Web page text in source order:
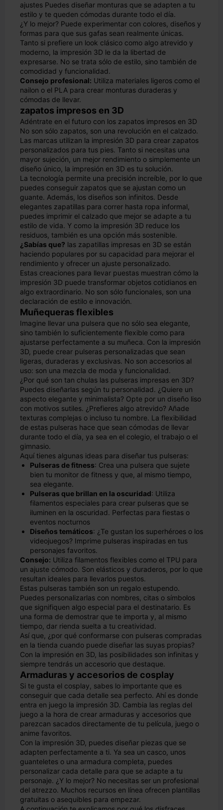
ajustes Puedes diseñar monturas que se adapten a tu
estilo y te queden cómodas durante todo el día.
¿Y lo mejor? Puede experimentar con colores, diseños y
formas para que sus gafas sean realmente únicas.
Tanto si prefiere un look clásico como algo atrevido y
moderno, la impresión 3D le da la libertad de
expresarse. No se trata sólo de estilo, sino también de
comodidad y funcionalidad.
Consejo profesional: Utiliza materiales ligeros como el
nailon o el PLA para crear monturas duraderas y
cómodas de llevar.
zapatos impresos en 3D
Adéntrate en el futuro con los zapatos impresos en 3D
No son sólo zapatos, son una revolución en el calzado.
Las marcas utilizan la impresión 3D para crear zapatos
personalizados para tus pies. Tanto si necesitas una
mayor sujeción, un mejor rendimiento o simplemente un
diseño único, la impresión en 3D es tu solución.
La tecnología permite una precisión increíble, por lo que
puedes conseguir zapatos que se ajustan como un
guante. Además, los diseños son infinitos. Desde
elegantes zapatillas para correr hasta ropa informal,
puedes imprimir el calzado que mejor se adapte a tu
estilo de vida. Y como la impresión 3D reduce los
residuos, también es una opción más sostenible.
¿Sabías que? las zapatillas impresas en 3D se están
haciendo populares por su capacidad para mejorar el
rendimiento y ofrecer un ajuste personalizado.
Estas creaciones para llevar puestas muestran cómo la
impresión 3D puede transformar objetos cotidianos en
algo extraordinario. No son sólo funcionales, son una
declaración de estilo e innovación.
Muñequeras flexibles
Imagine llevar una pulsera que no sólo sea elegante,
sino también lo suficientemente flexible como para
ajustarse perfectamente a su muñeca. Con la impresión
3D, puede crear pulseras personalizadas que sean
ligeras, duraderas y exclusivas. No son accesorios al
uso: son una mezcla de moda y funcionalidad.
¿Por qué son tan chulas las pulseras impresas en 3D?
Puedes diseñarlas según tu personalidad. ¿Quiere un
aspecto elegante y minimalista? Opte por un diseño liso
con motivos sutiles. ¿Prefieres algo atrevido? Añade
texturas complejas o incluso tu nombre. La flexibilidad
de estas pulseras hace que sean cómodas de llevar
durante todo el día, ya sea en el colegio, el trabajo o el
gimnasio.
Aquí tienes algunas ideas para diseñar tus pulseras:
Pulseras de fitness: Crea una pulsera que sujete
bien tu monitor de fitness y que, al mismo tiempo,
sea elegante.
Pulseras que brillan en la oscuridad: Utiliza
filamentos especiales para crear pulseras que se
iluminen en la oscuridad. Perfectas para fiestas o
eventos nocturnos
Diseños temáticos: ¿Te gustan los superhéroes o los
videojuegos? Imprime pulseras inspiradas en tus
personajes favoritos.
Consejo: Utiliza filamentos flexibles como el TPU para
un ajuste cómodo. Son elásticos y duraderos, por lo que
resultan ideales para llevarlos puestos.
Estas pulseras también son un regalo estupendo.
Puedes personalizarlas con nombres, citas o símbolos
que signifiquen algo especial para el destinatario. Es
una forma de demostrar que te importa y, al mismo
tiempo, dar rienda suelta a tu creatividad.
Así que, ¿por qué conformarse con pulseras compradas
en la tienda cuando puede diseñar las suyas propias?
Con la impresión en 3D, las posibilidades son infinitas y
siempre tendrás un accesorio que destaque.
Armaduras y accesorios de cosplay
Si te gusta el cosplay, sabes lo importante que es
conseguir que cada detalle sea perfecto. Ahí es donde
entra en juego la impresión 3D. Cambia las reglas del
juego a la hora de crear armaduras y accesorios que
parezcan sacados directamente de tu película, juego o
anime favoritos.
Con la impresión 3D, puedes diseñar piezas que se
adapten perfectamente a ti. Ya sea un casco, unos
guanteletes o una armadura completa, puedes
personalizar cada detalle para que se adapte a tu
personaje. ¿Y lo mejor? No necesitas ser un profesional
del atrezzo. Muchos recursos en línea ofrecen plantillas
gratuitas o asequibles para empezar.